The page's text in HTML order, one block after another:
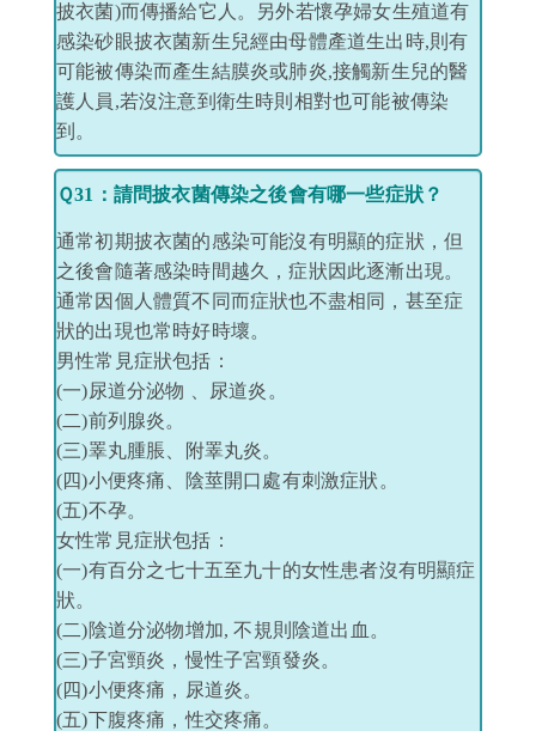
披衣菌)而傳播給它人。另外若懷孕婦女生殖道有
感染砂眼披衣菌新生兒經由母體產道生出時,則有
可能被傳染而產生結膜炎或肺炎,接觸新生兒的醫
護人員,若沒注意到衛生時則相對也可能被傳染
到。
Ｑ31：請問披衣菌傳染之後會有哪一些症狀？
通常初期披衣菌的感染可能沒有明顯的症狀，但
之後會隨著感染時間越久，症狀因此逐漸出現。
通常因個人體質不同而症狀也不盡相同，甚至症
狀的出現也常時好時壞。
男性常見症狀包括：
(一)尿道分泌物 、尿道炎。
(二)前列腺炎。
(三)睪丸腫脹、附睪丸炎。
(四)小便疼痛、陰莖開口處有刺激症狀。
(五)不孕。
女性常見症狀包括：
(一)有百分之七十五至九十的女性患者沒有明顯症
狀。
(二)陰道分泌物增加, 不規則陰道出血。
(三)子宮頸炎，慢性子宮頸發炎。
(四)小便疼痛，尿道炎。
(五)下腹疼痛，性交疼痛。